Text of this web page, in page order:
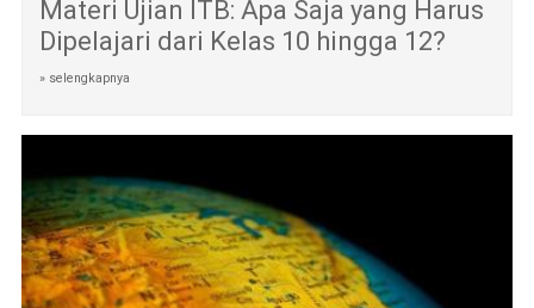
Materi Ujian ITB: Apa Saja yang Harus
Dipelajari dari Kelas 10 hingga 12?
» selengkapnya